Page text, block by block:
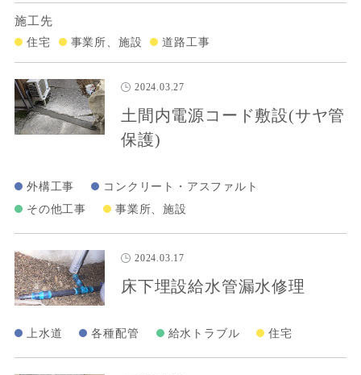
施工先
住宅 事業所、施設 道路工事
2024.03.27
土間内電源コード敷設(サヤ管
保護)
外構工事
コンクリート・アスファルト
その他工事
事業所、施設
2024.03.17
床下埋設給水管漏水修理
上水道 各種配管 給水トラブル 住宅